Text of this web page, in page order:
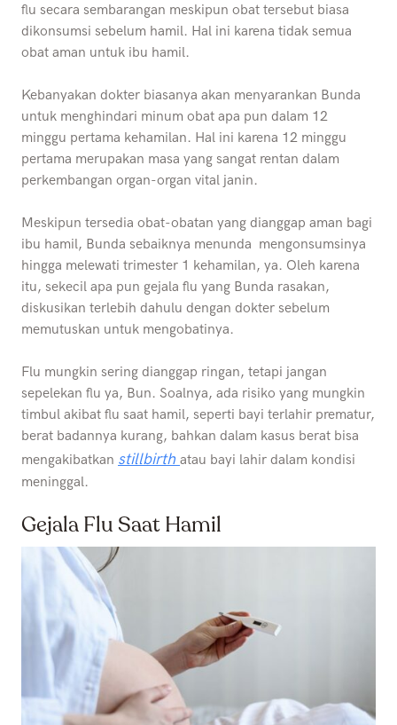
flu secara sembarangan meskipun obat tersebut biasa
dikonsumsi sebelum hamil. Hal ini karena tidak semua
obat aman untuk ibu hamil.
Kebanyakan dokter biasanya akan menyarankan Bunda
untuk menghindari minum obat apa pun dalam 12
minggu pertama kehamilan. Hal ini karena 12 minggu
pertama merupakan masa yang sangat rentan dalam
perkembangan organ-organ vital janin.
Meskipun tersedia obat-obatan yang dianggap aman bagi
ibu hamil, Bunda sebaiknya menunda mengonsumsinya
hingga melewati trimester 1 kehamilan, ya. Oleh karena
itu, sekecil apa pun gejala flu yang Bunda rasakan,
diskusikan terlebih dahulu dengan dokter sebelum
memutuskan untuk mengobatinya.
Flu mungkin sering dianggap ringan, tetapi jangan
sepelekan flu ya, Bun. Soalnya, ada risiko yang mungkin
timbul akibat flu saat hamil, seperti bayi terlahir prematur,
berat badannya kurang, bahkan dalam kasus berat bisa
mengakibatkan stillbirth atau bayi lahir dalam kondisi
meninggal.
Gejala Flu Saat Hamil